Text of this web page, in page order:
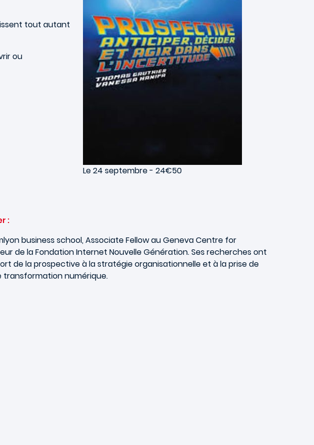
tout autant
ou
Le 24 septembre - 24€50
:
business school, Associate Fellow au Geneva Centre for
de la Fondation Internet Nouvelle Génération. Ses recherches ont
de la prospective à la stratégie organisationnelle et à la prise de
transformation numérique.